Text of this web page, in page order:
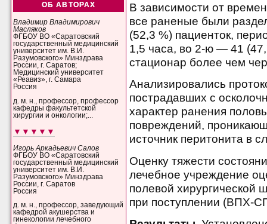
ОБ АВТОРАХ
Владимир Владимирович
Масляков
ФГБОУ ВО «Саратовский
государственный медицинский
университет им. В.И.
Разумовского» Минздрава
России, г. Саратов;
Медицинский университет
«Реавиз», г. Самара
Россия
д. м. н., профессор, профессор
кафедры факультетской
хирургии и онкологии;...
▼▼▼▼▼
Игорь Аркадьевич Салов
ФГБОУ ВО «Саратовский
государственный медицинский
университет им. В.И.
Разумовского» Минздрава
России, г. Саратов
Россия
д. м. н., профессор, заведующий
кафедрой акушерства и
гинекологии лечебного
В зависимости от
все раненые были
(52,3 %) пациенток,
1,5 часа, во 2-ю — 41
стационар более чем
Анализировались
пострадавших с
характер ранения
повреждений,
источник перитонита в
Оценку тяжести
лечебное учреждение
полевой хирургической
при поступлении (ВПХ-